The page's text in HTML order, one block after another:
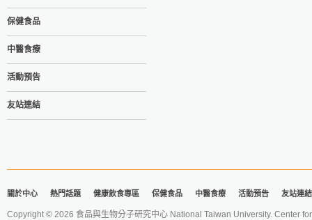
保健食品
中醫食療
活動預告
友站連結
關於中心 熱門話題 健康飲食專區 保健食品 中醫食療 活動預告 友站連結
Copyright © 2026 食品與生物分子研究中心 National Taiwan University. Center